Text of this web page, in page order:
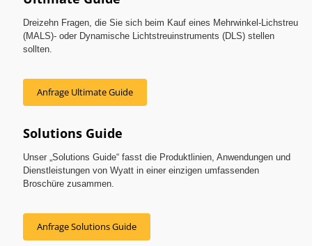
Dreizehn Fragen, die Sie sich beim Kauf eines Mehrwinkel-Lichstreu
(MALS)- oder Dynamische Lichtstreuinstruments (DLS) stellen
sollten.
Anfrage Ultimate Guide
Solutions Guide
Unser „Solutions Guide“ fasst die Produktlinien, Anwendungen und
Dienstleistungen von Wyatt in einer einzigen umfassenden
Broschüre zusammen.
Anfrage Solutions Guide